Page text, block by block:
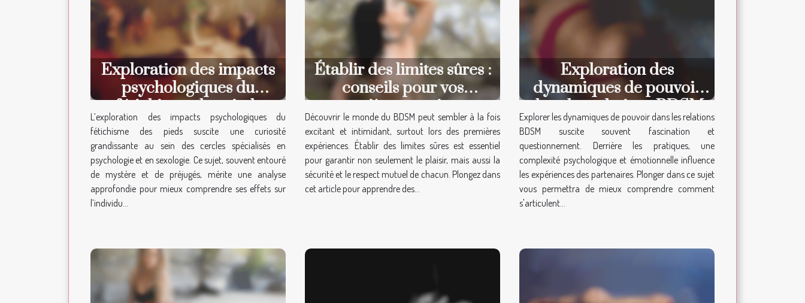
Exploration des impacts
psychologiques du
fétichisme des pieds
L’exploration des impacts psychologiques du
fétichisme des pieds suscite une curiosité
grandissante au sein des cercles spécialisés en
psychologie et en sexologie. Ce sujet, souvent entouré
de mystère et de préjugés, mérite une analyse
approfondie pour mieux comprendre ses effets sur
l’individu...
Établir des limites sûres :
conseils pour vos
premières pratiques
BDSM
Découvrir le monde du BDSM peut sembler à la fois
excitant et intimidant, surtout lors des premières
expériences. Établir des limites sûres est essentiel
pour garantir non seulement le plaisir, mais aussi la
sécurité et le respect mutuel de chacun. Plongez dans
cet article pour apprendre des...
Exploration des
dynamiques de pouvoir
dans les relations BDSM
Explorer les dynamiques de pouvoir dans les relations
BDSM suscite souvent fascination et
questionnement. Derrière les pratiques, une
complexité psychologique et émotionnelle influence
les expériences des partenaires. Plonger dans ce sujet
vous permettra de mieux comprendre comment
s'articulent...